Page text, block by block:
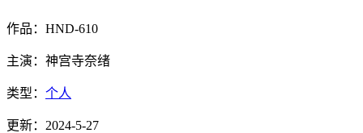
作品：HND-610
主演：神宫寺奈绪
类型： 个人
更新：2024-5-27